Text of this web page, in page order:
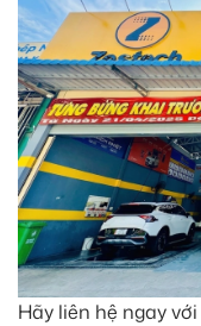
Hãy liên hệ ngay với